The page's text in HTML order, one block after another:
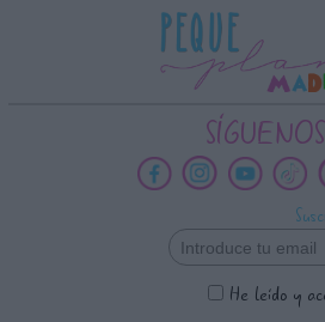
He leído y
INFORMACION SOBRE
PROTECCIÓN DE TUS DATOS
Datos tratados: